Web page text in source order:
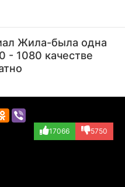
(писарь)
Жила-была одна
- 1080 качестве
17066 5750